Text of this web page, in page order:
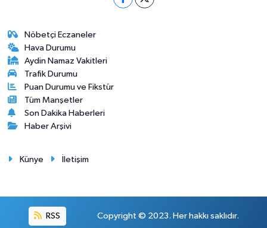
Nöbetçi Eczaneler
Hava Durumu
Aydin Namaz Vakitleri
Trafik Durumu
Puan Durumu ve Fikstür
Tüm Manşetler
Son Dakika Haberleri
Haber Arşivi
Künye İletişim
RSS Copyright © 2023. Her hakkı saklıdır.